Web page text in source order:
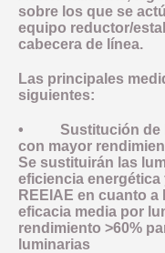
sobre los que se
equipo reductor/
cabecera de línea.
Las principales
siguientes:
• Sustitución de
con mayor
Se sustituirán las
eficiencia energética
REEIAE en cuanto
eficacia media por
rendimiento >60%
luminarias